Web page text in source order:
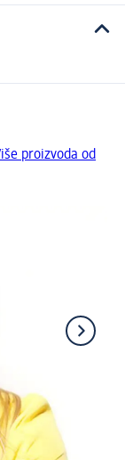
proizvoda od